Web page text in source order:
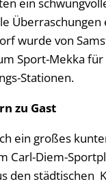
Überraschungen
wurde von
Sport-Mekka
Stationen.
zu Gast
ein großes
Carl-Diem-
den städtischen